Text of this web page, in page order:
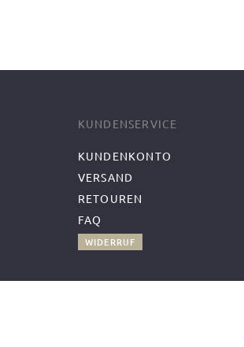
KUNDENSERVICE
KUNDENKONTO
VERSAND
RETOUREN
FAQ
WIDERRUF